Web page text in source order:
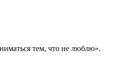
тем, что не люблю».